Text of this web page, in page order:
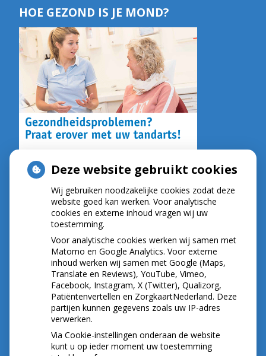
HOE GEZOND IS JE MOND?
NIEUWS
Let op: valse Infomedics-mails over
openstaande rekening
Tanden bleken? Laat het veilig doen!
Gezond tandvlees: de basis voor een gezonde
mond
Naar de tandarts in het buitenland? Wees op je
hoede!
(Mond)zorgkosten gemaakt in 2025? Check of
die aftrekbaar zijn
Deze website gebruikt cookies
Wij gebruiken noodzakelijke cookies zodat deze
website goed kan werken. Voor analytische
cookies en externe inhoud vragen wij uw
toestemming.
Voor analytische cookies werken wij samen met
Matomo en Google Analytics. Voor externe
inhoud werken wij samen met Google (Maps,
Translate en Reviews), YouTube, Vimeo,
Facebook, Instagram, X (Twitter), Qualizorg,
Patiëntenvertellen en ZorgkaartNederland. Deze
partijen kunnen gegevens zoals uw IP-adres
verwerken.
Via Cookie-instellingen onderaan de website
kunt u op ieder moment uw toestemming